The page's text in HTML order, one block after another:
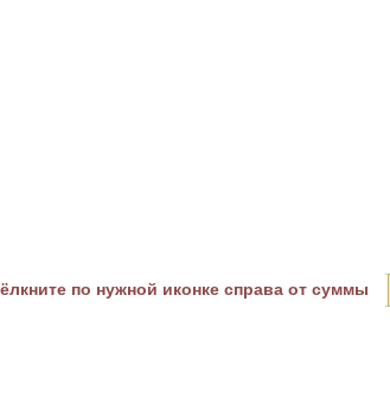
по нужной иконке справа от суммы